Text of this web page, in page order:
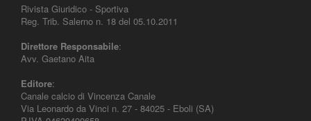
Rivista Giuridico - Sportiva
Reg. Trib. Salerno n. 18 del 05.10.2011
Direttore Responsabile:
Avv. Gaetano Aita
Editore:
Canale calcio di Vincenza Canale
Via Leonardo da Vinci n. 27 - 84025 - Eboli (SA)